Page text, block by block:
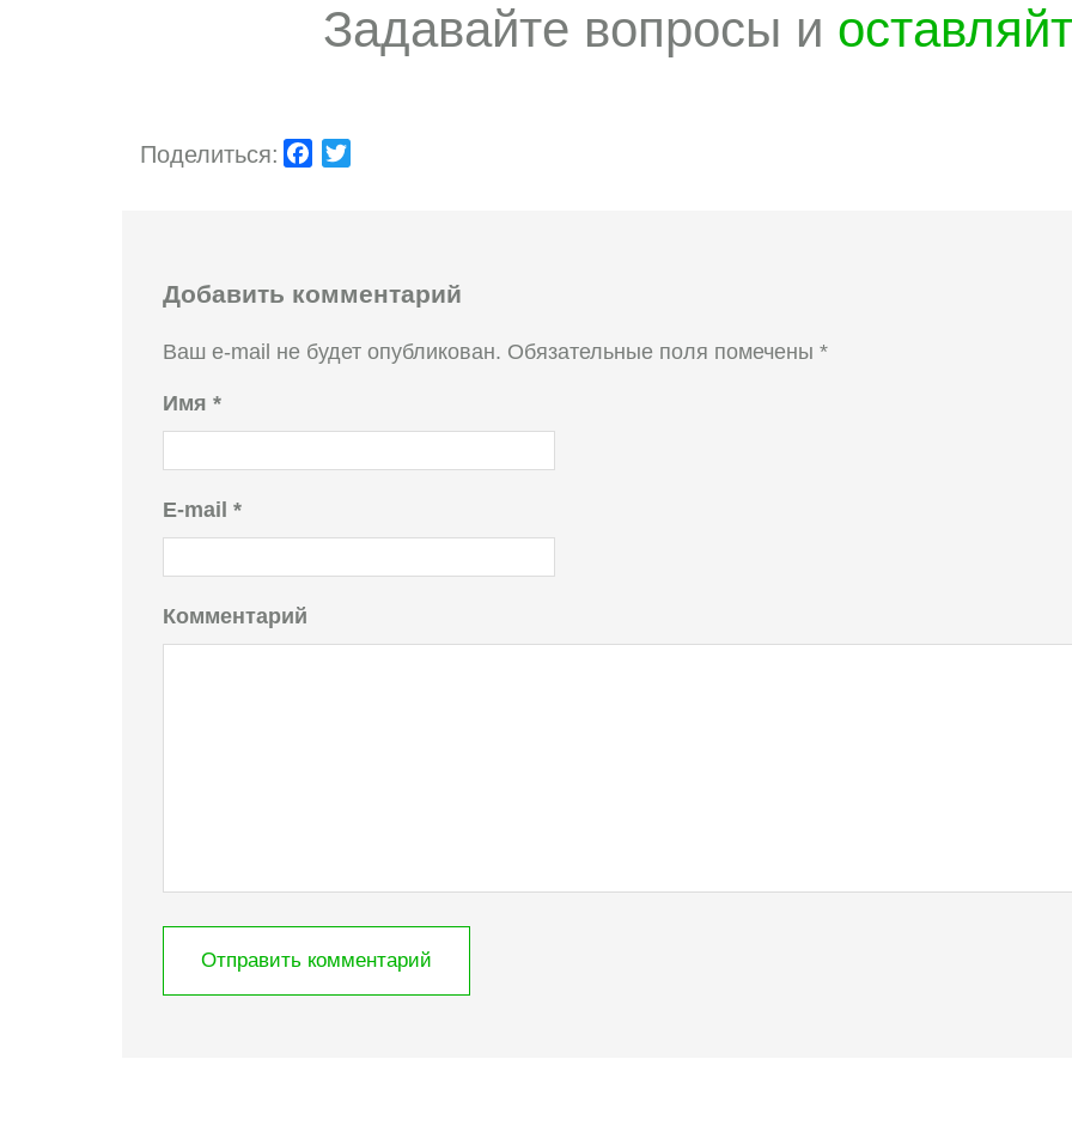
Задавайте вопросы и
Поделиться: Facebook
Добавить комментарий
Ваш e-mail не будет опубликован. Обязательные поля помечены*
Имя*
E-mail*
Комментарий